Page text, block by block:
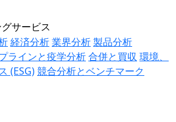
サービス
経済分析業界分析製品分析
ラインと疫学分析合併と買収 環境、
(ESG)競合分析とベンチマーク